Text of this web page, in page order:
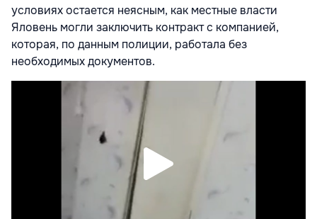
условиях остается неясным, как местные власти
Яловень могли заключить контракт с компанией,
которая, по данным полиции, работала без
необходимых документов.